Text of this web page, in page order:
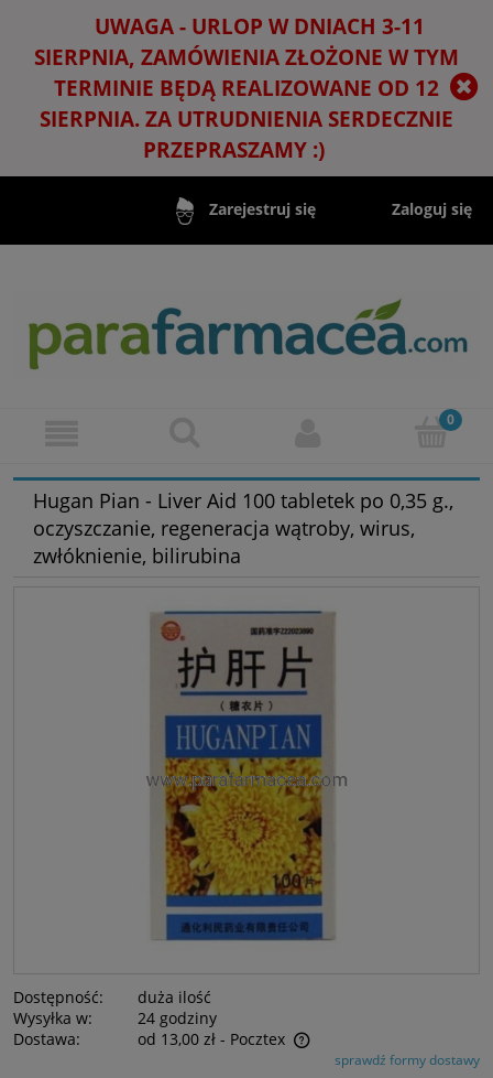
UWAGA - URLOP W DNIACH 3-11
SIERPNIA, ZAMÓWIENIA ZŁOŻONE W TYM
TERMINIE BĘDĄ REALIZOWANE OD 12
SIERPNIA. ZA UTRUDNIENIA SERDECZNIE
PRZEPRASZAMY :)
Zarejestruj się Zaloguj się
Hugan Pian - Liver Aid 100 tabletek po 0,35 g.,
oczyszczanie, regeneracja wątroby, wirus,
zwłóknienie, bilirubina
Dostępność:
duża ilość
Wysyłka w:
24 godziny
Dostawa:
od 13,00 zł - Pocztex
Cena nie zawiera ewentualnych kosztów płatnościsprawdź formy dostawy